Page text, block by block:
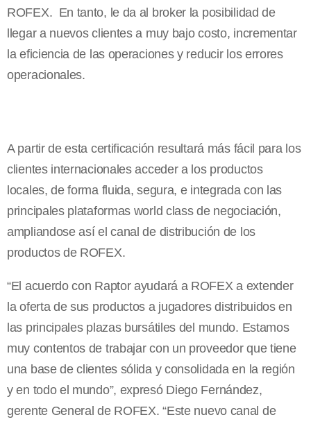
ROFEX. En tanto, le da al broker la posibilidad de
llegar a nuevos clientes a muy bajo costo, incrementar
la eficiencia de las operaciones y reducir los errores
operacionales.
A partir de esta certificación resultará más fácil para los
clientes internacionales acceder a los productos
locales, de forma fluida, segura, e integrada con las
principales plataformas world class de negociación,
ampliandose así el canal de distribución de los
productos de ROFEX.
“El acuerdo con Raptor ayudará a ROFEX a extender
la oferta de sus productos a jugadores distribuidos en
las principales plazas bursátiles del mundo. Estamos
muy contentos de trabajar con un proveedor que tiene
una base de clientes sólida y consolidada en la región
y en todo el mundo”, expresó Diego Fernández,
gerente General de ROFEX. “Este nuevo canal de